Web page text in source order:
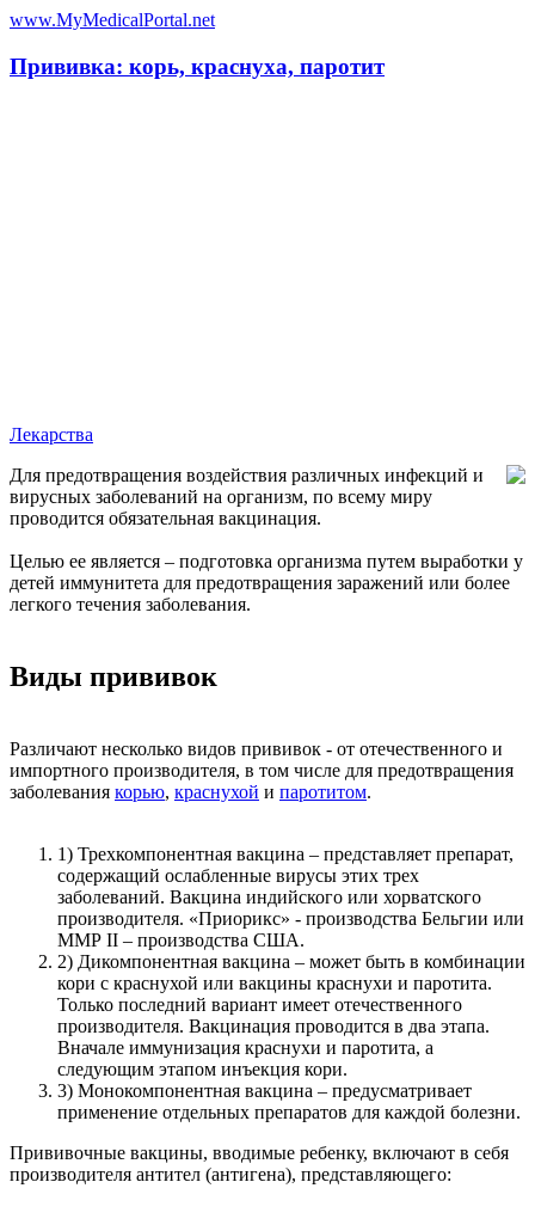
www.MyMedicalPortal.net
Прививка: корь, краснуха, паротит
Лекарства
Для предотвращения воздействия различных инфекций и
вирусных заболеваний на организм, по всему миру
проводится обязательная вакцинация.
Целью ее является – подготовка организма путем выработки у
детей иммунитета для предотвращения заражений или более
легкого течения заболевания.
Виды прививок
Различают несколько видов прививок - от отечественного и
импортного производителя, в том числе для предотвращения
заболевания корью, краснухой и паротитом.
1) Трехкомпонентная вакцина – представляет препарат,
содержащий ослабленные вирусы этих трех
заболеваний. Вакцина индийского или хорватского
производителя. «Приорикс» - производства Бельгии или
ММР II – производства США.
2) Дикомпонентная вакцина – может быть в комбинации
кори с краснухой или вакцины краснухи и паротита.
Только последний вариант имеет отечественного
производителя. Вакцинация проводится в два этапа.
Вначале иммунизация краснухи и паротита, а
следующим этапом инъекция кори.
3) Монокомпонентная вакцина – предусматривает
применение отдельных препаратов для каждой болезни.
Прививочные вакцины, вводимые ребенку, включают в себя
производителя антител (антигена), представляющего: